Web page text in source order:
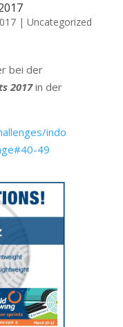
| Uncategorized
bei der
2017in der
indo
49